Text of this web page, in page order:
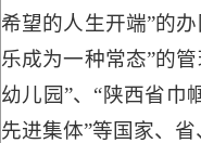
希望的人生开端”的
乐成为一种常态”的
幼儿园”、“陕西省巾
先进集体”等国家、